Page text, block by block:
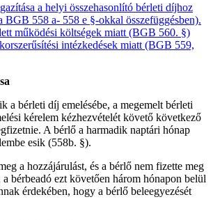
a helyi összehasonlító bérleti díjhoz
BGB 558 a- 558 e §-okkal összefüggésben).
működési költségek miatt (BGB 560. §)
intézkedések miatt (BGB 559,
a bérleti díj emelésébe, a megemelt bérleti
kérelem kézhezvételét követő következő
A bérlő a harmadik naptári hónap
esik (558b. §).
a hozzájárulást, és a bérlő nem fizette meg
a bérbeadó ezt követően három hónapon belül
érdekében, hogy a bérlő beleegyezését